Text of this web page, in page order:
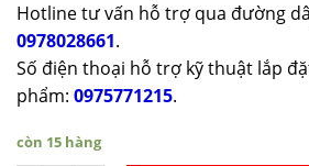
Hotline tư vấn hỗ trợ qua đường
0978028661.
Số điện thoại hỗ trợ kỹ thuật lắp
phẩm: 0975771215.
còn 15 hàng